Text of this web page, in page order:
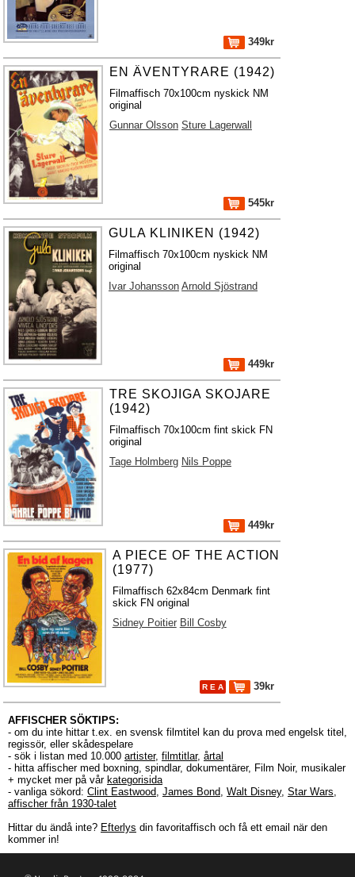
349kr
EN ÄVENTYRARE (1942)
Filmaffisch 70x100cm nyskick NM
original
Gunnar Olsson Sture Lagerwall
545kr
GULA KLINIKEN (1942)
Filmaffisch 70x100cm nyskick NM
original
Ivar Johansson Arnold Sjöstrand
449kr
TRE SKOJIGA SKOJARE
(1942)
Filmaffisch 70x100cm fint skick FN
original
Tage Holmberg Nils Poppe
449kr
A PIECE OF THE ACTION
(1977)
Filmaffisch 62x84cm Denmark fint
skick FN original
Sidney Poitier Bill Cosby
R E A 39kr
AFFISCHER SÖKTIPS:
- om du inte hittar t.ex. en svensk filmtitel kan du prova med engelsk titel,
regissör, eller skådespelare
- sök i listan med 10.000 artister, filmtitlar, årtal
- hitta affischer med boxning, spindlar, dokumentärer, Film Noir, musikaler
+ mycket mer på vår kategorisida
- vanliga sökord: Clint Eastwood, James Bond, Walt Disney, Star Wars,
affischer från 1930-talet
Hittar du ändå inte? Efterlys din favoritaffisch och få ett email när den
kommer in!